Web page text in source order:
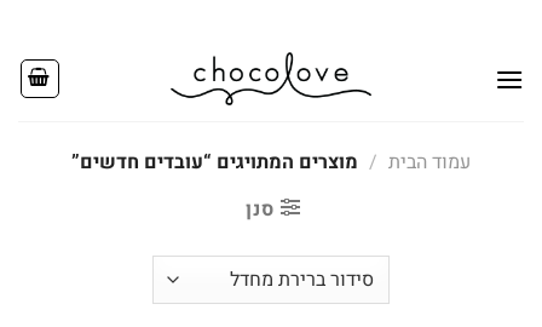
content
עמוד הבית / מוצרים המתויגים “עובדים חדשים”
סנן